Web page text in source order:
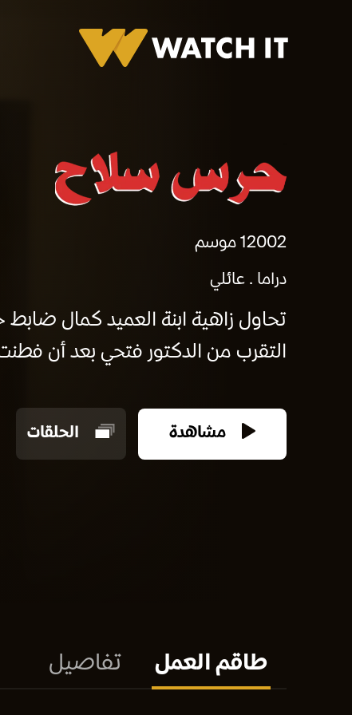
20021 موسم
دراما
عائلي
تحاول زاهية ابنة العميد كمال
التقرب من الدكتور فتحي بعد أن
مشاهدة الحلقات
طاقم العمل تفاصيل